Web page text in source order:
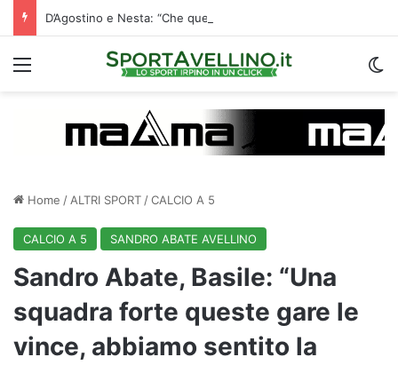
Menu
Home / ALTRI SPORT /CALCIO A 5
CALCIO A 5 SANDRO ABATE AVELLINO
Sandro Abate, Basile: “Una
squadra forte queste gare le
vince, abbiamo sentito la